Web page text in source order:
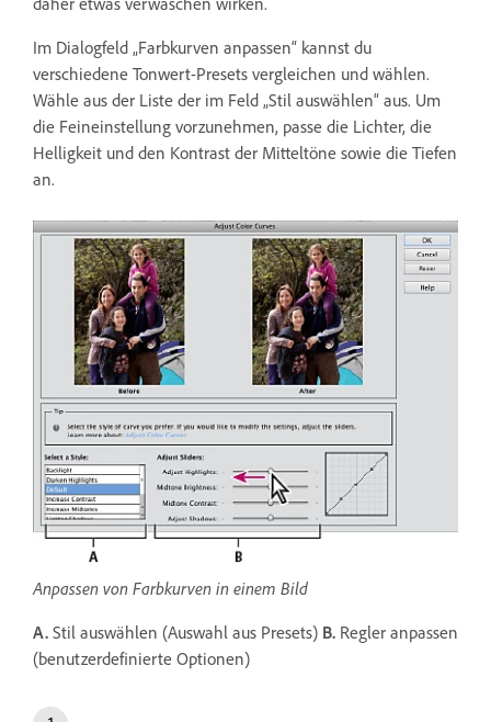
Im Dialogfeld „Farbkurven anpassen“ kannst du
verschiedene Tonwert-Presets vergleichen und wählen.
Wähle aus der Liste der im Feld „Stil auswählen“ aus. Um
die Feineinstellung vorzunehmen, passe die Lichter, die
Helligkeit und den Kontrast der Mitteltöne sowie die Tiefen
an.
Anpassen von Farbkurven in einem Bild
A. Stil auswählen (Auswahl aus Presets) B. Regler anpassen
(benutzerdefinierte Optionen)